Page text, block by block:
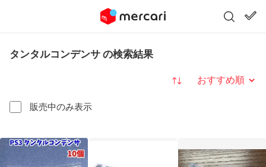
タンタルコンデンサ の検索結果
販売中のみ表示
並び替え